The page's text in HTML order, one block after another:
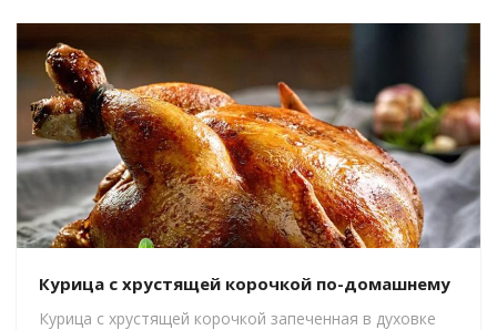
Курица с хрустящей корочкой по-домашнему
Курица с хрустящей корочкой запеченная в духовке